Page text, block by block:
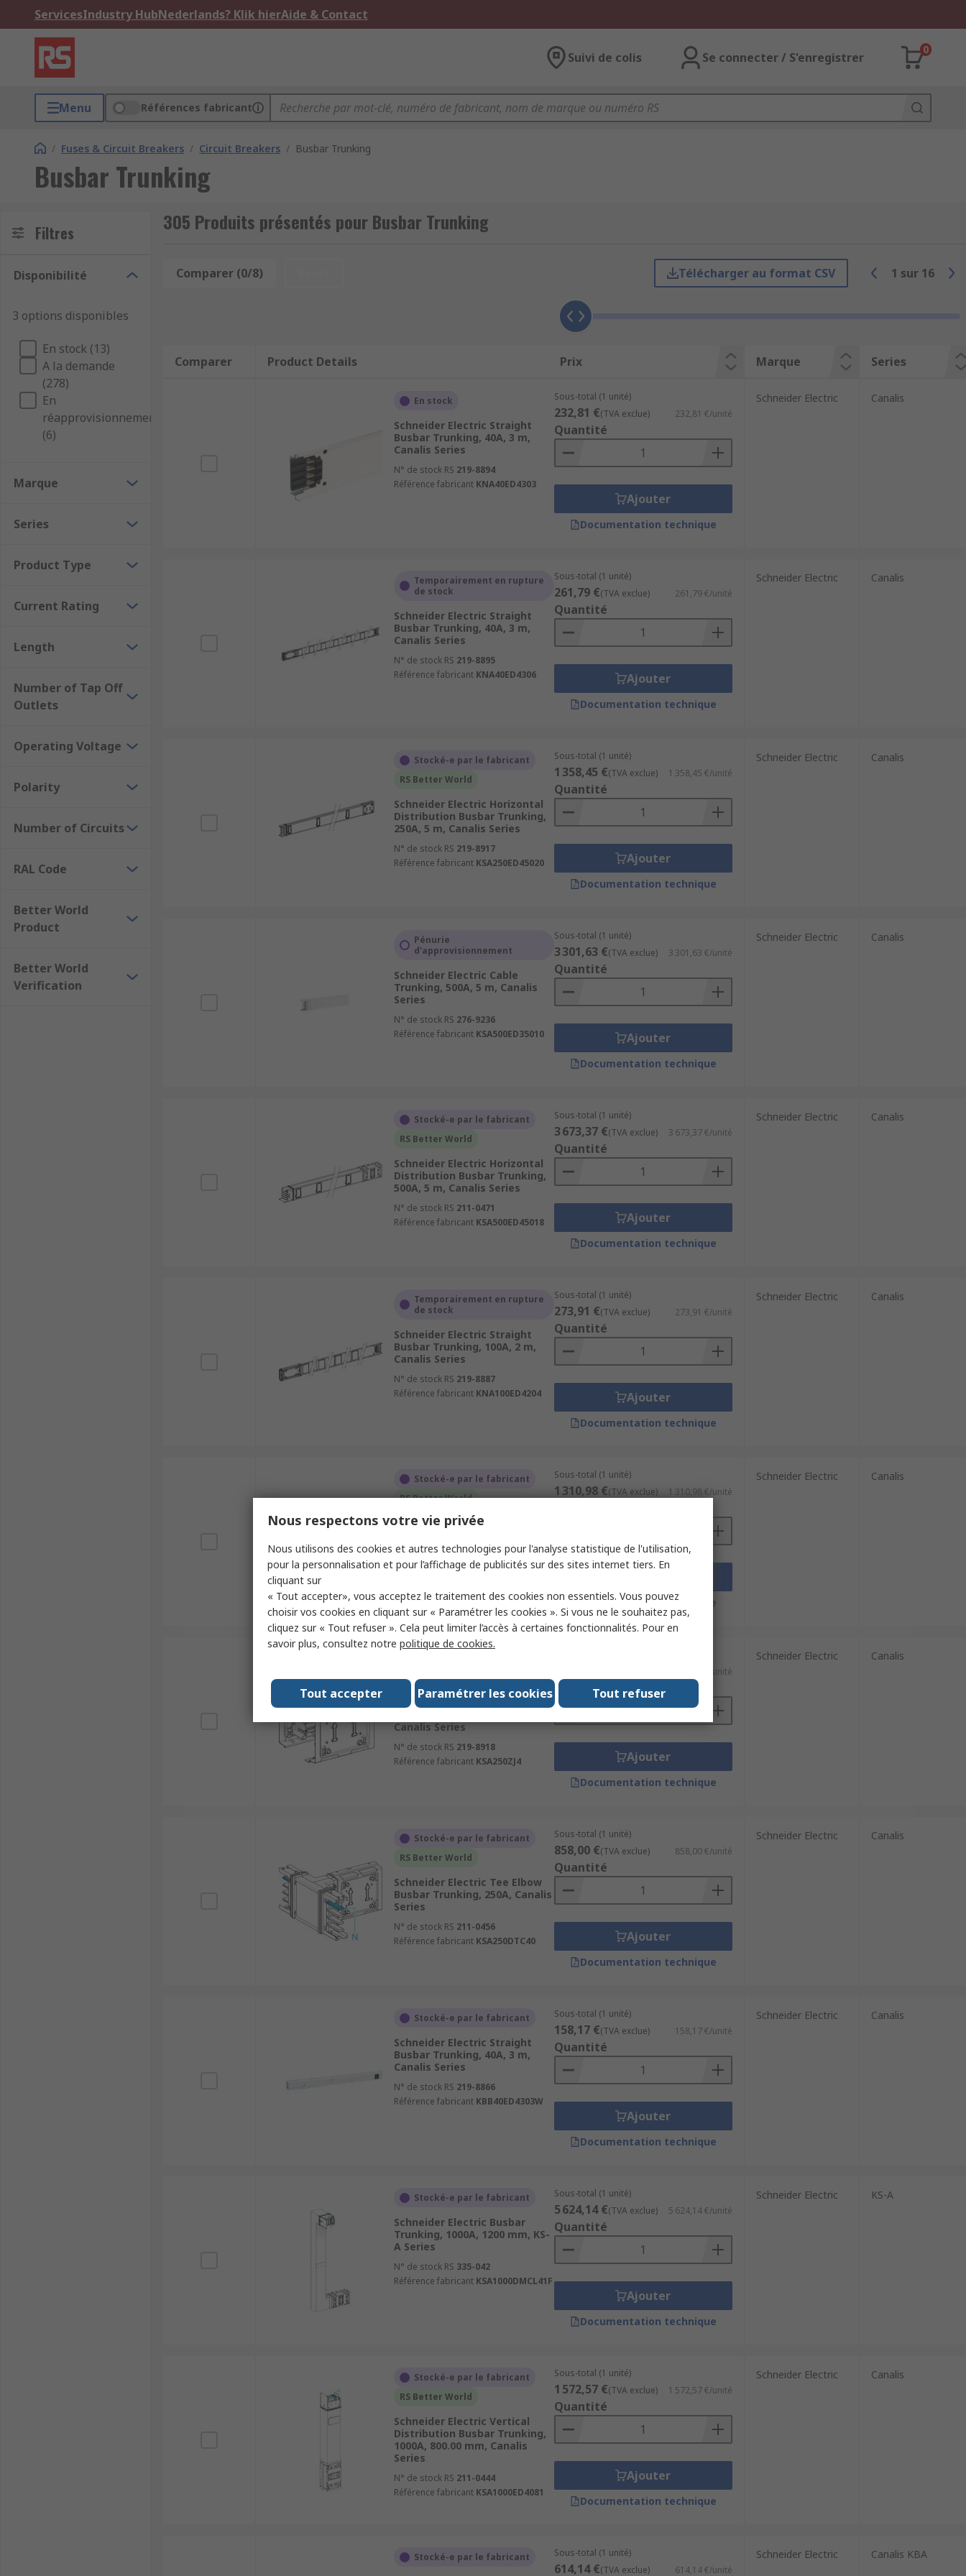
ServicesIndustry HubNederlands? Klik hierAide & Contact
Suivi de colis Se connecter / S'enregistrer
0
Menu Références fabricant
/ Fuses & Circuit Breakers / Circuit Breakers / Busbar Trunking
Busbar Trunking
Filtres
Disponibilité
3 options disponibles
En stock (13)
A la demande
(278)
En
réapprovisionnement
(6)
Marque
Series
Product Type
Current Rating
Length
Number of Tap Off
Outlets
Operating Voltage
Polarity
Number of Circuits
RAL Code
Better World
Product
Better World
Verification
305 Produits présentés pour Busbar Trunking
Comparer (0/8) Télécharger au format CSV 1 sur 16
Comparer Product Details Prix Marque Series
En stock
Schneider Electric Straight
Busbar Trunking, 40A, 3 m,
Canalis Series
N° de stock RS 219-8894
Référence fabricant KNA40ED4303
Sous-total (1 unité)
232,81 €(TVA exclue) 232,81 €/unité
Quantité
Ajouter
Documentation technique
Schneider Electric Canalis
Temporairement en rupture
de stock
Schneider Electric Straight
Busbar Trunking, 40A, 3 m,
Canalis Series
N° de stock RS 219-8895
Référence fabricant KNA40ED4306
Sous-total (1 unité)
261,79 €(TVA exclue) 261,79 €/unité
Quantité
Ajouter
Documentation technique
Schneider Electric Canalis
Stocké-e par le fabricant
RS Better World
Schneider Electric Horizontal
Distribution Busbar Trunking,
250A, 5 m, Canalis Series
N° de stock RS 219-8917
Référence fabricant KSA250ED45020
Sous-total (1 unité)
1 358,45 €(TVA exclue) 1 358,45 €/unité
Quantité
Ajouter
Documentation technique
Schneider Electric Canalis
Pénurie
d'approvisionnement
Schneider Electric Cable
Trunking, 500A, 5 m, Canalis
Series
N° de stock RS 276-9236
Référence fabricant KSA500ED35010
Sous-total (1 unité)
3 301,63 €(TVA exclue) 3 301,63 €/unité
Quantité
Ajouter
Documentation technique
Schneider Electric Canalis
Stocké-e par le fabricant
RS Better World
Schneider Electric Horizontal
Distribution Busbar Trunking,
500A, 5 m, Canalis Series
N° de stock RS 211-0471
Référence fabricant KSA500ED45018
Sous-total (1 unité)
3 673,37 €(TVA exclue) 3 673,37 €/unité
Quantité
Ajouter
Documentation technique
Schneider Electric Canalis
Temporairement en rupture
de stock
Schneider Electric Straight
Busbar Trunking, 100A, 2 m,
Canalis Series
N° de stock RS 219-8887
Référence fabricant KNA100ED4204
Sous-total (1 unité)
273,91 €(TVA exclue) 273,91 €/unité
Quantité
Ajouter
Documentation technique
Schneider Electric Canalis
Stocké-e par le fabricant
RS Better World
Schneider Electric Horizontal
630A, 2 m, Canalis Series
N° de stock RS211-0479
Sous-total (1 unité)
1 310,98 €(TVA exclue) 1 310,98 €/unité
Documentation technique
Schneider Electric Canalis
RS Better World
Schneider Electric Busbar
Canalis Series
N° de stock RS 219-8918
Référence fabricant KSA250ZJ4
131,50 €/unité
Quantité
Ajouter
Documentation technique
Schneider Electric Canalis
Stocké-e par le fabricant
RS Better World
Schneider Electric Tee Elbow
Busbar Trunking, 250A, Canalis
Series
N° de stock RS 211-0456
Référence fabricant KSA250DTC40
Sous-total (1 unité)
858,00 €(TVA exclue) 858,00 €/unité
Quantité
Ajouter
Documentation technique
Schneider Electric Canalis
Stocké-e par le fabricant
Schneider Electric Straight
Busbar Trunking, 40A, 3 m,
Canalis Series
N° de stock RS 219-8866
Référence fabricant KBB40ED4303W
Sous-total (1 unité)
158,17 €(TVA exclue) 158,17 €/unité
Quantité
Ajouter
Documentation technique
Schneider Electric Canalis
Stocké-e par le fabricant
Schneider Electric Busbar
Trunking, 1000A, 1200 mm, KS-
A Series
N° de stock RS 335-042
Référence fabricant KSA1000DMCL41F
Sous-total (1 unité)
5 624,14 €(TVA exclue) 5 624,14 €/unité
Quantité
Ajouter
Documentation technique
Schneider Electric KS-A
Stocké-e par le fabricant
RS Better World
Schneider Electric Vertical
Distribution Busbar Trunking,
1000A, 800.00 mm, Canalis
Series
N° de stock RS 211-0444
Référence fabricant KSA1000ED4081
Sous-total (1 unité)
1 572,57 €(TVA exclue) 1 572,57 €/unité
Quantité
Ajouter
Documentation technique
Schneider Electric Canalis
Stocké-e par le fabricant Sous-total (1 unité)
614,14 €(TVA exclue) 614,14 €/unité
Schneider Electric Canalis KBA
Nous respectons votre vie privée
Nous utilisons des cookies et autres technologies pour l'analyse statistique de l'utilisation,
pour la personnalisation et pour l’affichage de publicités sur des sites internet tiers. En
cliquant sur
« Tout accepter», vous acceptez le traitement des cookies non essentiels. Vous pouvez
choisir vos cookies en cliquant sur « Paramétrer les cookies ». Si vous ne le souhaitez pas,
cliquez sur « Tout refuser ». Cela peut limiter l’accès à certaines fonctionnalités. Pour en
savoir plus, consultez notre politique de cookies.
Tout accepter Paramétrer les cookies Tout refuser